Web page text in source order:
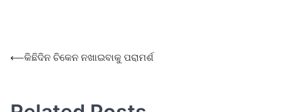
⟵କିଛିଦିନ ଚିକେନ ନଖାଇବାକୁ ପରାମର୍ଶ